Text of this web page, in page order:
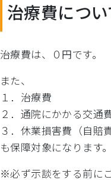
治療費につい
治療費は、０円です。
また、
１．治療費
２．通院にかかる交通
３．休業損害費（自賠
も保障対象になります。
※必ず示談をする前に